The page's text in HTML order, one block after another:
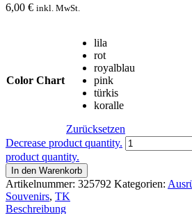
6,00 € inkl. MwSt.
Color Chart
lila
rot
royalblau
pink
türkis
koralle
Zurücksetzen
Decrease product quantity. TK
product quantity.
In den Warenkorb
Artikelnummer: 325792 Kategorien:
Souvenirs, TK
Beschreibung